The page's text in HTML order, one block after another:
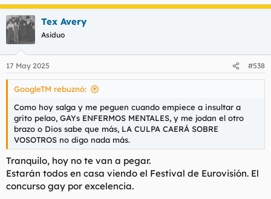
Tex Avery
Asiduo
17 May 2025 #538
GoogleTM rebuznó:
Como hoy salga y me peguen cuando empiece a insultar a
grito pelao, GAYs ENFERMOS MENTALES, y me jodan el otro
brazo o Dios sabe que más, LA CULPA CAERÁ SOBRE
VOSOTROS no digo nada más.
Tranquilo, hoy no te van a pegar.
Estarán todos en casa viendo el Festival de Eurovisión. El
concurso gay por excelencia.